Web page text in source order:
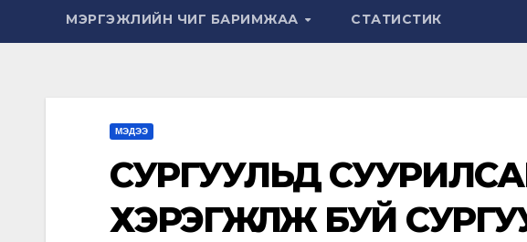
МЭРГЭЖЛИЙН ЧИГ БАРИМЖАА СТАТИСТИК
МЭДЭЭ
СУРГУУЛЬД
ХЭРЭГЖҮҮЛЖ БУЙ